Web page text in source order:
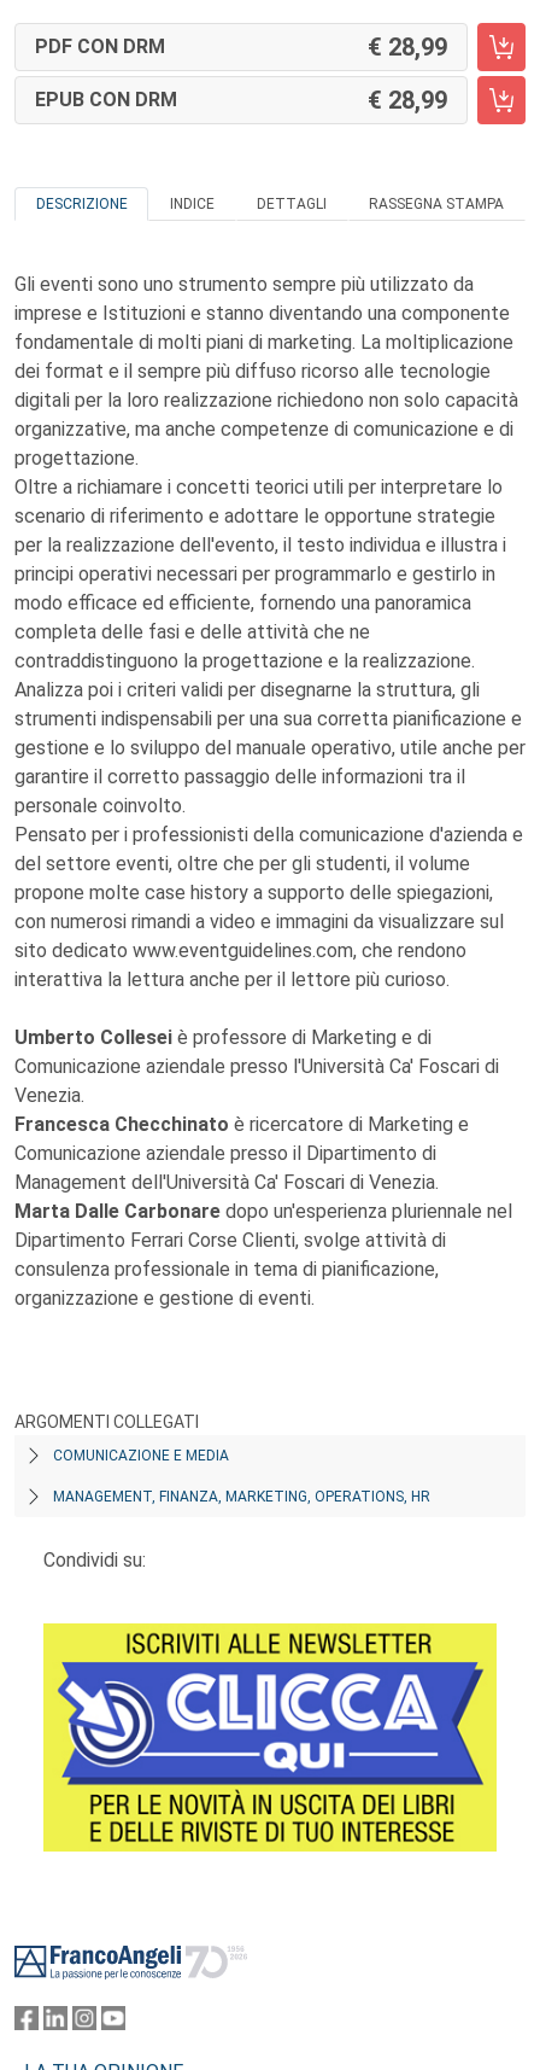
PDF CON DRM 28,99
EPUB CON DRM 28,99
DESCRIZIONE INDICE DETTAGLI RASSEGNA STAMPA
Gli eventi sono uno strumento sempre più utilizzato da
imprese e Istituzioni e stanno diventando una componente
fondamentale di molti piani di marketing. La moltiplicazione
dei format e il sempre più diffuso ricorso alle tecnologie
digitali per la loro realizzazione richiedono non solo capacità
organizzative, ma anche competenze di comunicazione e di
progettazione.
Oltre a richiamare i concetti teorici utili per interpretare lo
scenario di riferimento e adottare le opportune strategie
per la realizzazione dell'evento, il testo individua e illustra i
principi operativi necessari per programmarlo e gestirlo in
modo efficace ed efficiente, fornendo una panoramica
completa delle fasi e delle attività che ne
contraddistinguono la progettazione e la realizzazione.
Analizza poi i criteri validi per disegnarne la struttura, gli
strumenti indispensabili per una sua corretta pianificazione e
gestione e lo sviluppo del manuale operativo, utile anche per
garantire il corretto passaggio delle informazioni tra il
personale coinvolto.
Pensato per i professionisti della comunicazione d'azienda e
del settore eventi, oltre che per gli studenti, il volume
propone molte case history a supporto delle spiegazioni,
con numerosi rimandi a video e immagini da visualizzare sul
sito dedicato www.eventguidelines.com, che rendono
interattiva la lettura anche per il lettore più curioso.
Umberto Collesei è professore di Marketing e di
Comunicazione aziendale presso l'Università Ca' Foscari di
Venezia.
Francesca Checchinato è ricercatore di Marketing e
Comunicazione aziendale presso il Dipartimento di
Management dell'Università Ca' Foscari di Venezia.
Marta Dalle Carbonare dopo un'esperienza pluriennale nel
Dipartimento Ferrari Corse Clienti, svolge attività di
consulenza professionale in tema di pianificazione,
organizzazione e gestione di eventi.
ARGOMENTI COLLEGATI
COMUNICAZIONE E MEDIA
MANAGEMENT, FINANZA, MARKETING, OPERATIONS, HR
Condividi su: